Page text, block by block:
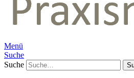
Menü
Suche
Suche